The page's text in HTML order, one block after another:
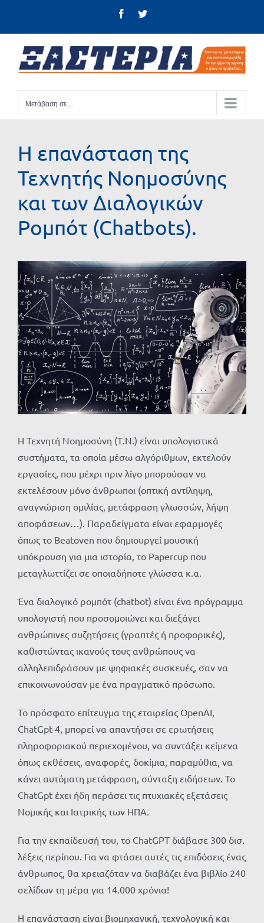
FacebookTwitter
Μετάβαση σε ...
Η επανάσταση της
Τεχνητής Νοημοσύνης
και των Διαλογικών
Ρομπότ (Chatbots).
Προβολή
μεγαλύτερης
εικόνας
Η Τεχνητή Νοημοσύνη (Τ.Ν.) είναι υπολογιστικά
συστήματα, τα οποία μέσω αλγόριθμων, εκτελούν
εργασίες, που μέχρι πριν λίγο μπορούσαν να
εκτελέσουν μόνο άνθρωποι (οπτική αντίληψη,
αναγνώριση ομιλίας, μετάφραση γλωσσών, λήψη
αποφάσεων…). Παραδείγματα είναι εφαρμογές
όπως το Beatoven που δημιουργεί μουσική
υπόκρουση για μια ιστορία, το Papercup που
μεταγλωττίζει σε οποιαδήποτε γλώσσα κ.α.
Ένα διαλογικό ρομπότ (chatbot) είναι ένα πρόγραμμα
υπολογιστή που προσομοιώνει και διεξάγει
ανθρώπινες συζητήσεις (γραπτές ή προφορικές),
καθιστώντας ικανούς τους ανθρώπους να
αλληλεπιδράσουν με ψηφιακές συσκευές, σαν να
επικοινωνούσαν με ένα πραγματικό πρόσωπο.
Το πρόσφατο επίτευγμα της εταιρείας OpenAI,
ChatGpt-4, μπορεί να απαντήσει σε ερωτήσεις
πληροφοριακού περιεχομένου, να συντάξει κείμενα
όπως εκθέσεις, αναφορές, δοκίμια, παραμύθια, να
κάνει αυτόματη μετάφραση, σύνταξη ειδήσεων. Το
ChatGpt έχει ήδη περάσει τις πτυχιακές εξετάσεις
Νομικής και Ιατρικής των ΗΠΑ.
Για την εκπαίδευσή του, το ChatGPT διάβασε 300 δισ.
λέξεις περίπου. Για να φτάσει αυτές τις επιδόσεις ένας
άνθρωπος, θα χρειαζόταν να διαβάζει ένα βιβλίο 240
σελίδων τη μέρα για 14.000 χρόνια!
Η επανάσταση είναι βιομηχανική, τεχνολογική και